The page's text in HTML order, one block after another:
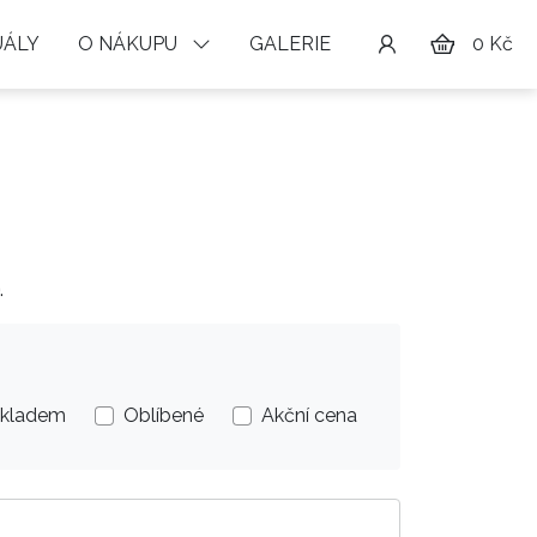
O NÁKUPU GALERIE 0 Kč
Oblíbené Akční cena